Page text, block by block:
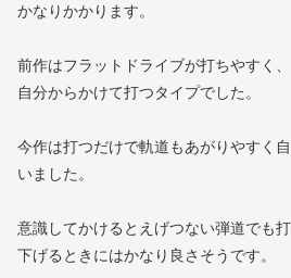
かなりかかります。
前作はフラットドライブが打ちやすく
自分からかけて打つタイプでした。
今作は打つだけで軌道もあがりやすく
いました。
意識してかけるとえげつない弾道でも
下げるときにはかなり良さそうです。